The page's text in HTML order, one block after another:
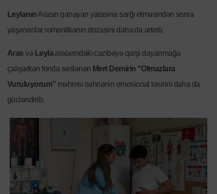
Leylanın Arasın qanayan yarasına sarğı etməsindən sonra
yaşananlar romantikanın dozasını daha da artırıb.
Aras və Leylaaralarındakı cazibəyə qarşı dayanmağa
çalışarkən fonda səslənən Mert Demirin “Olmazlara
Vuruluyorum” mahnısı səhnənin emosional təsirini daha da
gücləndirib.